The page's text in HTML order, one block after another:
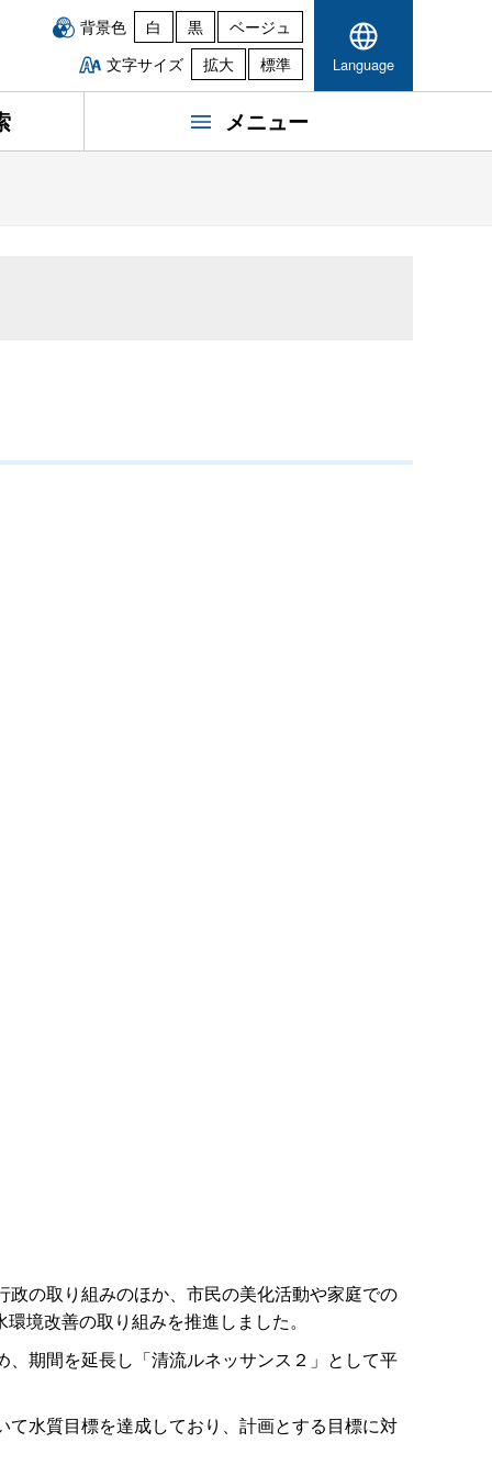
背景色 白 黒
ベージュ
文字サイズ
拡大 標準 Language
メニュー
の取り組みのほか、市民の美化活動や家庭での
境改善の取り組みを推進しました。
期間を延長し「清流ルネッサンス２」として平
水質目標を達成しており、計画とする目標に対